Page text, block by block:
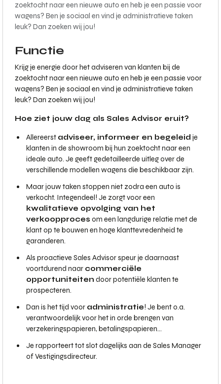
zoektocht naar een nieuwe auto en heb je een passie voor
wagens? Ben je sociaal en vind je administratieve taken
leuk? Dan zoeken wij jou!
Functie
Krijg je energie door het adviseren van klanten bij de
zoektocht naar een nieuwe auto en heb je een passie voor
wagens? Ben je sociaal en vind je administratieve taken
leuk? Dan zoeken wij jou!
Hoe ziet jouw dag als Sales Advisor eruit?
Allereerst adviseer, informeer en begeleid je
klanten in de showroom bij hun zoektocht naar een
ideale auto. Je geeft gedetailleerde uitleg over de
verschillende modellen wagens die beschikbaar zijn.
Maar jouw taken stoppen niet zodra een auto is
verkocht. Integendeel! Je zorgt voor een
kwalitatieve opvolging van het
verkoopproces om een langdurige relatie met de
klant op te bouwen en hoge klanttevredenheid te
garanderen.
Als proactieve Sales Advisor speur je daarnaast
voortdurend naar commerciële
opportuniteiten door potentiële klanten te
prospecteren.
Dan is het tijd voor administratie! Je bent o.a.
verantwoordelijk voor het in orde brengen van
verzekeringspapieren, betalingspapieren…
Je rapporteert tot slot dagelijks aan de Sales Manager
of Vestigingsdirecteur.